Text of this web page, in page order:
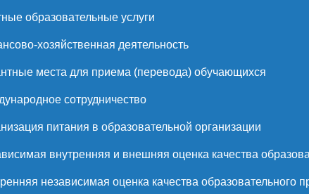
образовательные услуги
хозяйственная деятельность
места для приема (перевода) обучающихся
сотрудничество
питания в образовательной организации
внутренняя и внешняя оценка качества
независимая оценка качества образовательного